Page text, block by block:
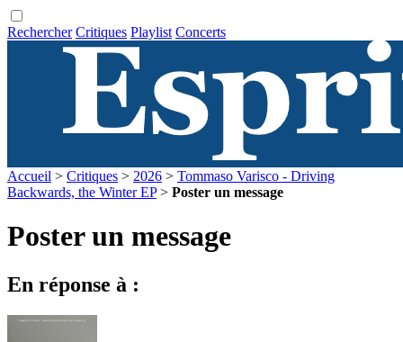
Rechercher Critiques Playlist Concerts
Accueil > Critiques > 2026 > Tommaso Varisco - Driving
Backwards, the Winter EP> Poster un message
Poster un message
En réponse à :